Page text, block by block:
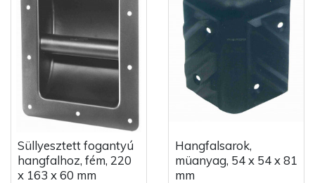
Süllyesztett fogantyú
hangfalhoz, fém, 220
x 163 x 60 mm
Hangfalsarok,
müanyag, 54 x 54 x 81
mm